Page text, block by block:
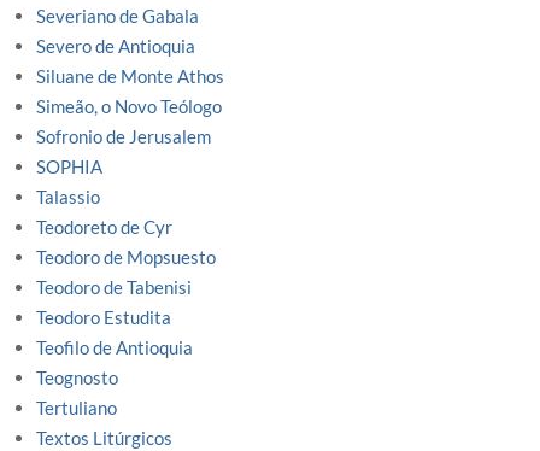
Severiano de Gabala
Severo de Antioquia
Siluane de Monte Athos
Simeão, o Novo Teólogo
Sofronio de Jerusalem
SOPHIA
Talassio
Teodoreto de Cyr
Teodoro de Mopsuesto
Teodoro de Tabenisi
Teodoro Estudita
Teofilo de Antioquia
Teognosto
Tertuliano
Textos Litúrgicos